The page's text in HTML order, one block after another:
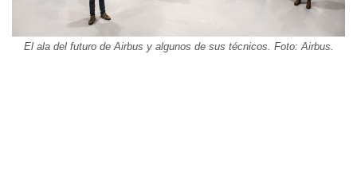
El ala del futuro de Airbus y algunos de sus técnicos. Foto: Airbus.